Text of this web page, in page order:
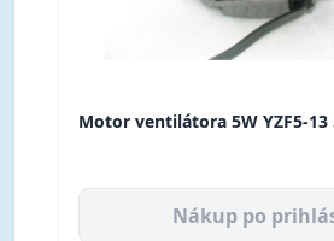
Motor ventilátora 5W YZF5-
Nákup po